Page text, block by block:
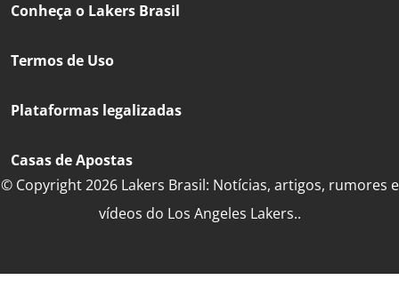
Conheça o Lakers Brasil
Termos de Uso
Plataformas legalizadas
Casas de Apostas
© Copyright 2026 Lakers Brasil: Notícias, artigos, rumores e
vídeos do Los Angeles Lakers..